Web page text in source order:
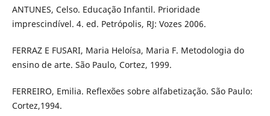
ANTUNES, Celso. Educação Infantil. Prioridade
imprescindível. 4. ed. Petrópolis, RJ: Vozes 2006.
FERRAZ E FUSARI, Maria Heloísa, Maria F. Metodologia do
ensino de arte. São Paulo, Cortez, 1999.
FERREIRO, Emilia. Reflexões sobre alfabetização. São Paulo:
Cortez,1994.